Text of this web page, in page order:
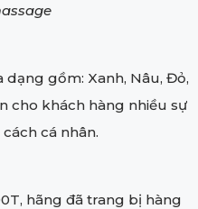
dạng gồm: Xanh, Nâu, Đỏ,
cho khách hàng nhiều sự
cá nhân.
hãng đã trang bị hàng